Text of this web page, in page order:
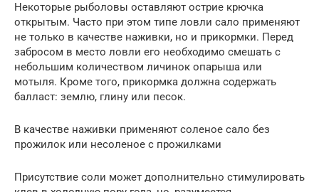
Некоторые рыболовы оставляют острие крючка
открытым. Часто при этом типе ловли сало применяют
не только в качестве наживки, но и прикормки. Перед
забросом в место ловли его необходимо смешать с
небольшим количеством личинок опарыша или
мотыля. Кроме того, прикормка должна содержать
балласт: землю, глину или песок.
В качестве наживки применяют соленое сало без
прожилок или несоленое с прожилками
Присутствие соли может дополнительно стимулировать